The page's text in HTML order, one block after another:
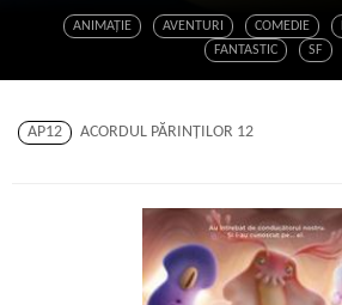
ANIMAŢIE AVENTURI COMEDIE
FANTASTIC
SF
AP12
ACORDUL PĂRINŢILOR 12